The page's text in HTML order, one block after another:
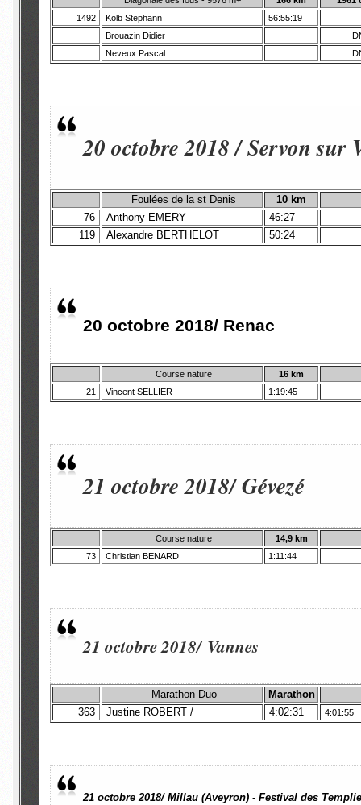
1492
Kolb Stephann
56:55:19
Brouazin Didier
Neveux Pascal
20 octobre 2018 / Servon sur
Foulées de la st Denis
10 km
76
Anthony EMERY
46:27
119
Alexandre BERTHELOT 50:24
20 octobre 2018/ Renac
Course nature
16 km
21
Vincent SELLIER 1:19:45
21 octobre 2018/ Gévezé
Course nature
14,9 km
73
Christian BENARD 1:11:44
21 octobre 2018/ Vannes
Marathon Duo
Marathon
363
Justine ROBERT / 4:02:31 4:01:55
21 octobre 2018/ Millau (Aveyron) - Festival des